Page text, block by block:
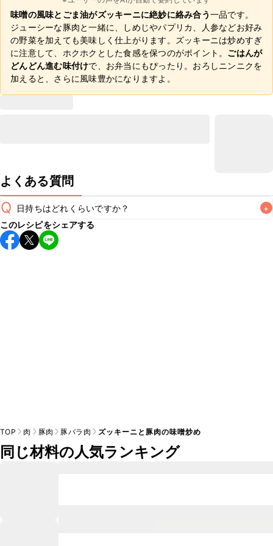
味噌の風味とごま油がズッキーニに絶妙に絡み合う一品です。
ジューシーな豚肉と一緒に、しめじやパプリカ、人参などお好み
の野菜を加えても美味しく仕上がります。ズッキーニは炒めすぎ
に注意して、ホクホクとした食感を保つのがポイント。 ごはんが
どんどん進む味付けで、お弁当にもぴったり。おろしニンニクを
加えると、さらに風味豊かになりますよ。
よくある質問
Q 日持ちはどれくらいですか？ +
保存期間は冷蔵で翌日中が目安です。なるべくお早めにお召
し上がりください。
このレシピをシェアする
TOP 肉 豚肉 豚バラ肉 ズッキーニと豚肉の味噌炒め
同じ材料の人気ランキング